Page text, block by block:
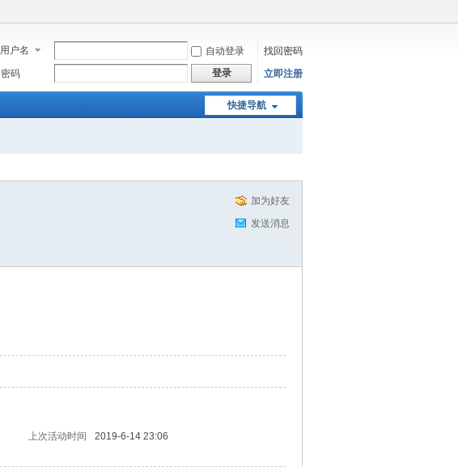
用户名 自动登录
找回密码
密码
登录 立即注册
快捷导航
加为好友
发送消息
上次活动时间
2019-6-14 23:06